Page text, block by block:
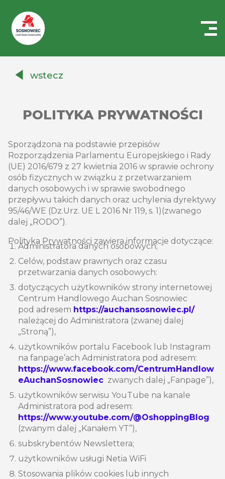
Auchanwstecz
POLITYKA PRYWATNOŚCI
Sporządzona na podstawie przepisów
Rozporządzenia Parlamentu Europejskiego i Rady
(UE) 2016/679 z 27 kwietnia 2016 w sprawie ochrony
osób fizycznych w związku z przetwarzaniem
danych osobowych i w sprawie swobodnego
przepływu takich danych oraz uchylenia dyrektywy
95/46/WE (Dz.Urz. UE L 2016 Nr 119, s. 1)(zwanego
dalej „RODO”).
Polityka Prywatności zawiera informacje dotyczące:
Administratora danych osobowych;
Celów, podstaw prawnych oraz czasu
przetwarzania danych osobowych:
dotyczących użytkowników strony internetowej
Centrum Handlowego Auchan Sosnowiec
pod adresem https://auchansosnowiec.pl/
należącej do Administratora (zwanej dalej
„Stroną”),
użytkowników portalu Facebook lub Instagram
na fanpage’ach Administratora pod adresem:
https://www.facebook.com/CentrumHandlow
eAuchanSosnowiec zwanych dalej „Fanpage”),
użytkowników serwisu YouTube na kanale
Administratora pod adresem:
https://www.youtube.com/@OshoppingBlog
(zwanym dalej „Kanałem YT”),
subskrybentów Newslettera;
użytkowników usługi Netia WiFi
Stosowania plików cookies lub innych